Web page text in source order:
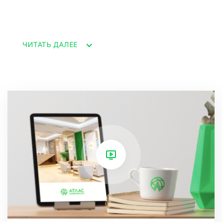
две спальни (одна из них с балконом), кухня с
выходом на уютный балкон, прихожая и
ванная комната.
Дом полностью меблирован и оборудован
стиральной машиной, тремя
кондиционерами, тремя плазменными
ЧИТАТЬ ДАЛЕЕ